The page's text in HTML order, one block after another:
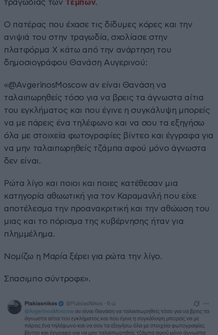
τραγωδίας των Τεμπών.
Ο πατέρας που έχασε τις δίδυμες κόρες και την
ανιψιά του στην τραγωδία, σχολίασε στην
πλατφόρμα Χ κάτω από την ανάρτηση του
δημοσιογράφου Θανάση Αυγερινού:
«@AvgerinosMoscow αν είναι Θανάση να
ταλαιπωρηθείς τόσο για να βρεις τα άγνωστα αίτια
του εγκλήματος και που έγινε η συγκάλυψη μπορείς
να με πάρεις ένα τηλέφωνο και να σου τα εξηγήσω
όλα με στοιχεία φωτογραφίες βίντεο και έγγραφα για
να μην ταλαιπωρηθείς τζάμπα αφού μόνο άγνωστα
δεν είναι.
Ρώτα λίγο και ποιοι και ποιες κατέθεσαν μια
κατηγορία αθωωτική για τον Καραμανλή που είχε
αποτέλεσμα την προανακριτική και την αθώωση του
μιας και το πόρισμα της κυβέρνησης ήταν για
πλημμέλημα.
Νομίζω η Μαρία ξέρει για ρώτα την λίγο.
Σπασιμπο σύντροφε».